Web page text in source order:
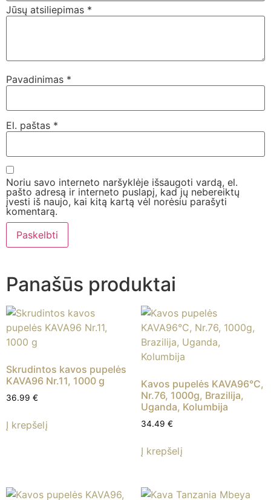
Jūsų atsiliepimas *
Pavadinimas *
El. paštas *
Noriu savo interneto naršyklėje išsaugoti vardą, el.
pašto adresą ir interneto puslapį, kad jų nebereiktų
įvesti iš naujo, kai kitą kartą vėl norėsiu parašyti
komentarą.
Panašūs produktai
Skrudintos kavos pupelės
KAVA96 Nr.11, 1000 g
36.99 €
Į krepšelį
Kavos pupelės KAVA96°C,
Nr.76, 1000g, Brazilija,
Uganda, Kolumbija
34.49 €
Į krepšelį